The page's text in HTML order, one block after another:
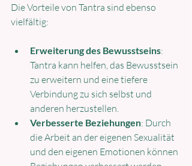
Die Vorteile von Tantra sind ebenso
vielfältig:
Erweiterung des Bewusstseins:
Tantra kann helfen, das Bewusstsein
zu erweitern und eine tiefere
Verbindung zu sich selbst und
anderen herzustellen.
Verbesserte Beziehungen: Durch
die Arbeit an der eigenen Sexualität
und den eigenen Emotionen können